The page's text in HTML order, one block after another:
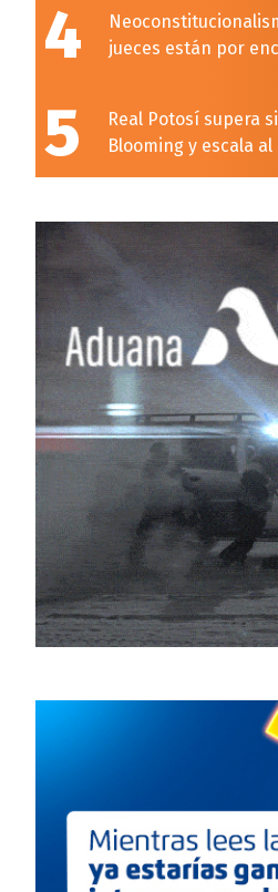
4
jueces están por
5
Real Potosí supera
Blooming y escala